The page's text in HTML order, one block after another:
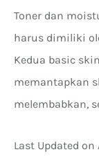
Toner dan
harus dimiliki
Kedua basic
memantapkan
melembabkan,
Last Updated